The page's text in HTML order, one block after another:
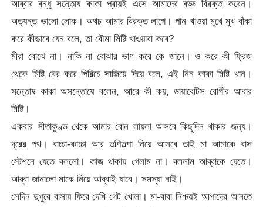
আব্বার বন্ধু সন্তোষ কাকা প্রায়ই এসে আমাদের বড্ড বিরক্ত করেন।
অত্যন্ত ভালো লোক। অথচ আমার বিরক্ত লাগে। পান খাওয়া মুখে মুখ বাঁকা
করে কীভাবে যেন বলে, তা বৌমা মিষ্টি খাওয়াবা কবে?
মীরা বোঝে না। নাকি না বোঝার ভাণ করে কে জানে। ও করে কী ফ্রিজ
থেকে মিষ্টি বের করে পিরিচে সাজিয়ে দিয়ে বলে, এই নিন কাকা মিষ্টি খান।
সন্তোষ কাকা অসন্তোষে বলেন, আরে কী কয়, ডায়াবেটিস রোগীর আবার
মিষ্টি।
একবার সীতাকুণ্ড থেকে আমার বোন লায়লা আসবে কিছুদিন থাকার জন্য।
দূরের পথ। বাচ্চা-কাচ্চা আর তল্পিতল্পা নিয়ে আসবে তাই মা আমাকে বাস
স্টেশনে যেতে বললো। কাজ থাকায় গেলাম না। বললাম আব্বাকে যেতে।
আব্বা জানালো মাকে নিয়ে আব্বাই যাবে। সমস্যা নাই।
সেদিন দুপুরে বাসায় ফিরে দেখি গেট খোলা। মা-বাবা নিশ্চয়ই আপাদের আনতে